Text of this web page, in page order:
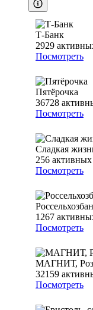
Т-Банк
2929
Посмотреть
Пятёрочка
36728
Посмотреть
Сладкая
256 активных
Посмотреть
1267
Посмотреть
МАГНИТ,
32159
Посмотреть